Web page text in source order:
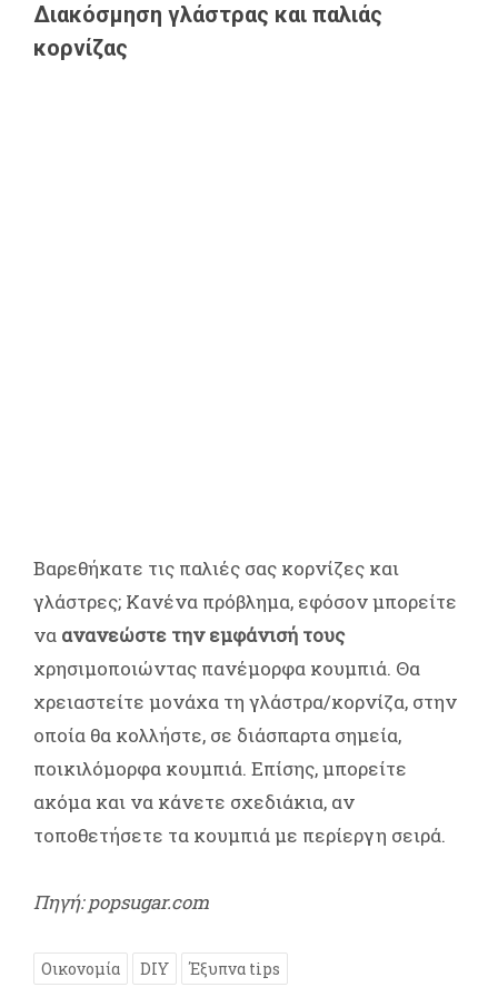
Διακόσμηση γλάστρας και παλιάς
κορνίζας
Βαρεθήκατε τις παλιές σας κορνίζες και
γλάστρες; Κανένα πρόβλημα, εφόσον μπορείτε
να ανανεώστε την εμφάνισή τους
χρησιμοποιώντας πανέμορφα κουμπιά. Θα
χρειαστείτε μονάχα τη γλάστρα/κορνίζα, στην
οποία θα κολλήστε, σε διάσπαρτα σημεία,
ποικιλόμορφα κουμπιά. Επίσης, μπορείτε
ακόμα και να κάνετε σχεδιάκια, αν
τοποθετήσετε τα κουμπιά με περίεργη σειρά.
Πηγή: popsugar.com
Οικονομία DIY Έξυπνα tips